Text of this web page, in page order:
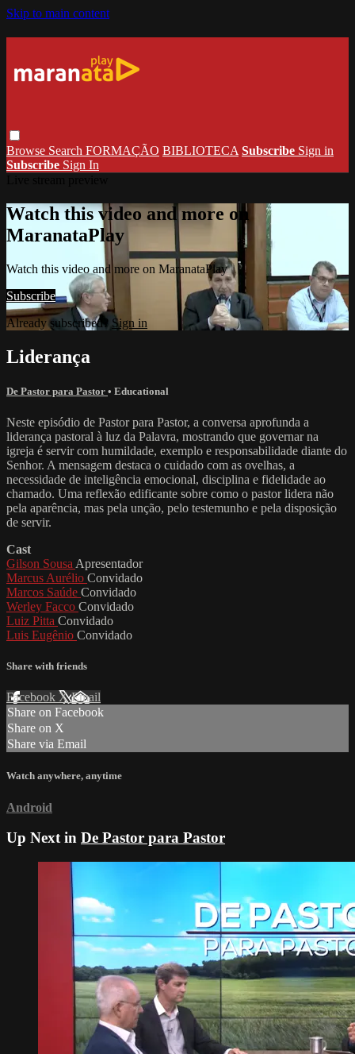
Skip to main content
Browse Search FORMAÇÃO BIBLIOTECA Subscribe Sign in
Subscribe Sign In
Watch this video and more on
MaranataPlay
Watch this video and more on MaranataPlay
Subscribe
Already subscribed? Sign in
Liderança
De Pastor para Pastor • Educational
Neste episódio de Pastor para Pastor, a conversa aprofunda a
liderança pastoral à luz da Palavra, mostrando que governar na
igreja é servir com humildade, exemplo e responsabilidade diante do
Senhor. A mensagem destaca o cuidado com as ovelhas, a
necessidade de inteligência emocional, disciplina e fidelidade ao
chamado. Uma reflexão edificante sobre como o pastor lidera não
pela aparência, mas pela unção, pelo testemunho e pela disposição
de servir.
Cast
Gilson Sousa Apresentador
Marcus Aurélio Convidado
Marcos Saúde Convidado
Werley Facco Convidado
Luiz Pitta Convidado
Luis Eugênio Convidado
Share with friends
Facebook XEmail
Share on Facebook
Share on X
Share via Email
Watch anywhere, anytime
Android
Up Next in De Pastor para Pastor